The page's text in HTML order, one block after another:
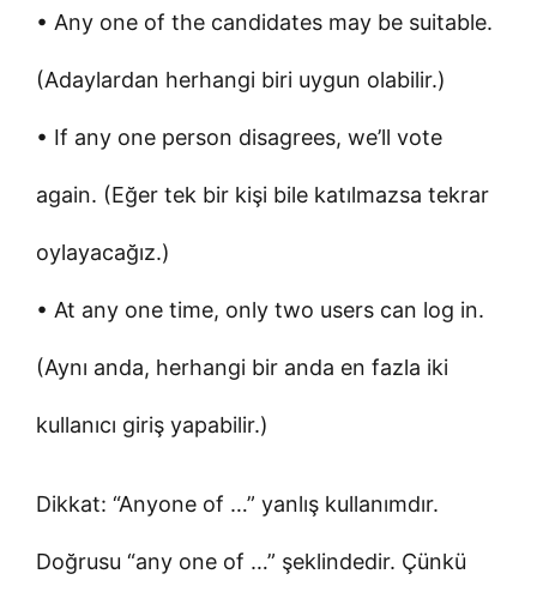
• Any one of the candidates may be suitable.
(Adaylardan herhangi biri uygun olabilir.)
• If any one person disagrees, we’ll vote
again. (Eğer tek bir kişi bile katılmazsa tekrar
oylayacağız.)
• At any one time, only two users can log in.
(Aynı anda, herhangi bir anda en fazla iki
kullanıcı giriş yapabilir.)
Dikkat: “Anyone of …” yanlış kullanımdır.
Doğrusu “any one of …” şeklindedir. Çünkü